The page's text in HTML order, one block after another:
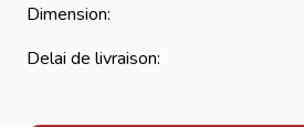
Dimension:
Delai de livraison: